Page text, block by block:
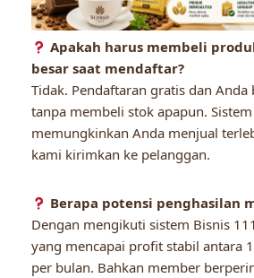
Apakah harus membeli
besar saat mendaftar?
Tidak. Pendaftaran gratis dan Anda
tanpa membeli stok apapun.
memungkinkan Anda menjual
kami kirimkan ke pelanggan.
Berapa potensi penghasilan
Dengan mengikuti sistem Bisnis
yang mencapai profit stabil antara
per bulan. Bahkan member